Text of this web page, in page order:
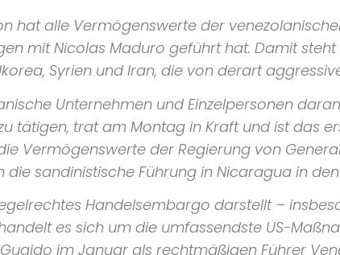
hat alle Vermögenswerte der
mit Nicolas Maduro geführt hat. Damit
Syrien und Iran, die von derart
Unternehmen und Einzelpersonen
tätigen, trat am Montag in Kraft und ist das
Vermögenswerte der Regierung von
sandinistische Führung in Nicaragua in
Handelsembargo darstellt –
es sich um die umfassendste US-
im Januar als rechtmäßigen Führer